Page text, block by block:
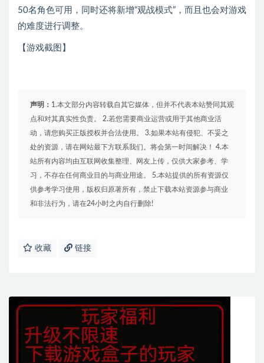
50名角色可用，同时还将新增“观战模式”，而且也会对游戏
的难度进行调整。
【游戏截图】
声明： 1.本文部分内容转载自其它媒体，但并不代表本站赞同其观
点和对其真实性负责。 2.若您需要商业运营或用于其他商业活
动，请您购买正版授权并合法使用。 3.如果本站有侵犯、不妥之
处的资源，请在网站最下方联系我们。将会第一时间解决！ 4.本
站所有内容均由互联网收集整理、网友上传，仅供大家参考、学
习，不存在任何商业目的与商业用途。 5.本站提供的所有资源仅
供参考学习使用，版权归原著所有，禁止下载本站资源参与商业
和非法行为，请在24小时之内自行删除!
收藏 链接